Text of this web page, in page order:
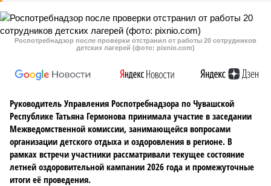
Роспотребнадзор после проверки отстранил от работы 20 сотрудников
детских лагерей (фото: pixnio.com)
Руководитель Управления Роспотребнадзора по Чувашской
Республике Татьяна Гермонова принимала участие в заседании
Межведомственной комиссии, занимающейся вопросами
организации детского отдыха и оздоровления в регионе. В
рамках встречи участники рассматривали текущее состояние
летней оздоровительной кампании 2026 года и промежуточные
итоги её проведения.